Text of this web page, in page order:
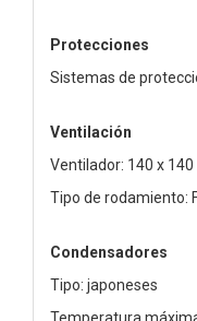
Protecciones
Sistemas de
Ventilación
Ventilador: 140 x
Tipo de rodamiento:
Condensadores
Tipo: japoneses
Temperatura